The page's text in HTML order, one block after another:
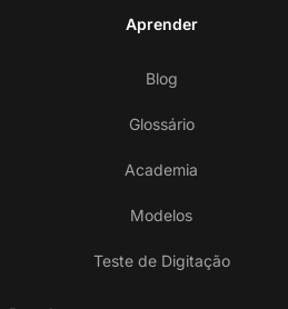
Aprender
Blog
Glossário
Academia
Modelos
Teste de Digitação